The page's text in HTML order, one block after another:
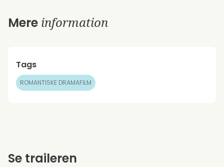
Mere information
Tags
ROMANTISKE DRAMAFILM
Se traileren